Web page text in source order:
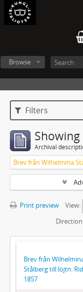
Browse
Filters
Archival
Print preview
View:
Brev från
Stålberg till löjtn.
1857